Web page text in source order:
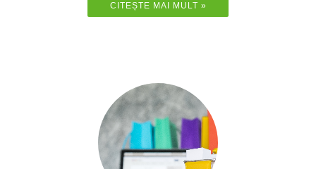
CITEȘTE MAI MULT »